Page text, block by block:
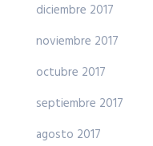
diciembre 2017
noviembre 2017
octubre 2017
septiembre 2017
agosto 2017